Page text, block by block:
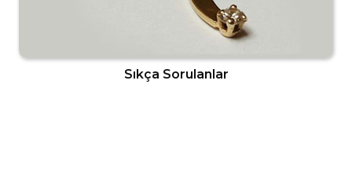
Sıkça Sorulanlar